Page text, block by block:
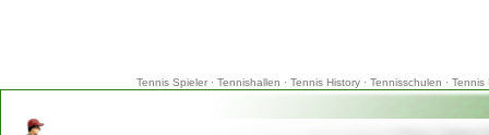
Tennis Spieler· Tennishallen · Tennis History· Tennisschulen · Tennis